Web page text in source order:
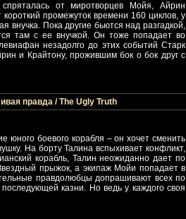
от миротворцев Мойя, Айрин
промежуток времени 160 циклов, у
внучка. Пока другие бьются над разгадкой,
там с ее внучкой. Он тоже попадает во
незадолго до этих событий Старк
и Крайтону, прожившим бок о бок друг с
правда / The Ugly Truth
юного боевого корабля – он хочет сменить
На борту Талина вспыхивает конфликт,
корабль, Талин неожиданно дает по
прыжок, а экипаж Мойи попадает в
правдолюбцы допрашивают всех по
казни. Но ведь у каждого своя